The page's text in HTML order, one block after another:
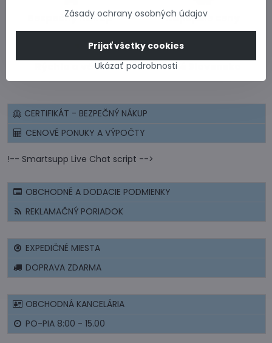
Bezpečný nákup Najlepšie ceny
Rýchlo a včas Celé Slovensko
CERTIFIKÁT - BEZPEČNÝ NÁKUP
CENOVÉ PONUKY A VÝPOČTY
!-- Smartsupp Live Chat script -->
OBCHODNÉ A DODACIE PODMIENKY
REKLAMAČNÝ PORIADOK
EXPEDIČNÉ MIESTA
DOPRAVA ZDARMA
OBCHODNÁ KANCELÁRIA
PO-PIA 8:00 - 15.00
Zásady ochrany osobných údajov
Ukázať podrobnosti
Prijať všetky cookies